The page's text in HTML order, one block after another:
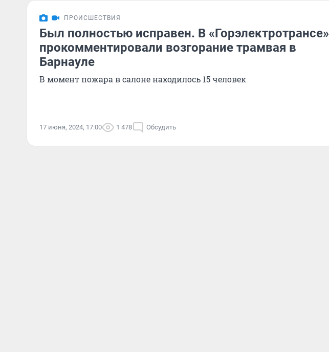
ПРОИСШЕСТВИЯ
Был полностью исправен. В «Горэлектротрансе»
прокомментировали возгорание трамвая в
Барнауле
В момент пожара в салоне находилось 15 человек
17 июня, 2024, 17:00 1 478 Обсудить